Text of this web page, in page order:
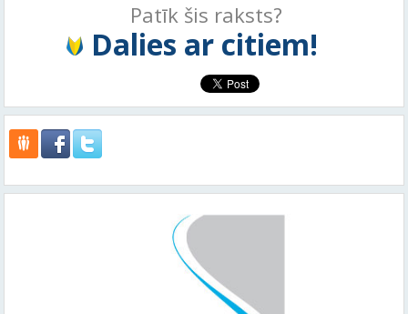
Patīk šis raksts?
Dalies ar citiem!